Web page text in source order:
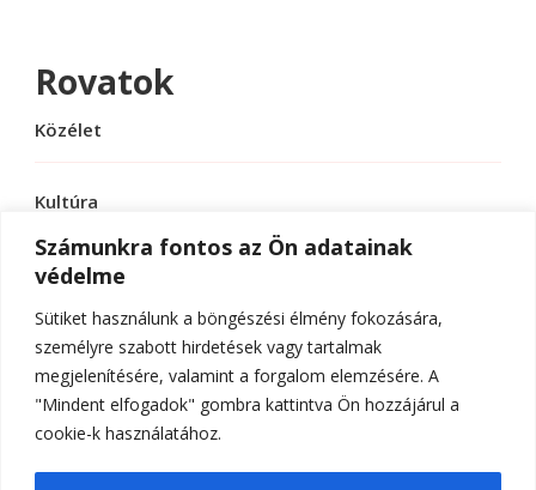
Számunkra fontos az Ön adatainak
védelme
Sütiket használunk a böngészési élmény fokozására,
személyre szabott hirdetések vagy tartalmak
megjelenítésére, valamint a forgalom elemzésére. A
"Mindent elfogadok" gombra kattintva Ön hozzájárul a
cookie-k használatához.
Rovatok
Közélet
Kultúra
Sport
Tudomány